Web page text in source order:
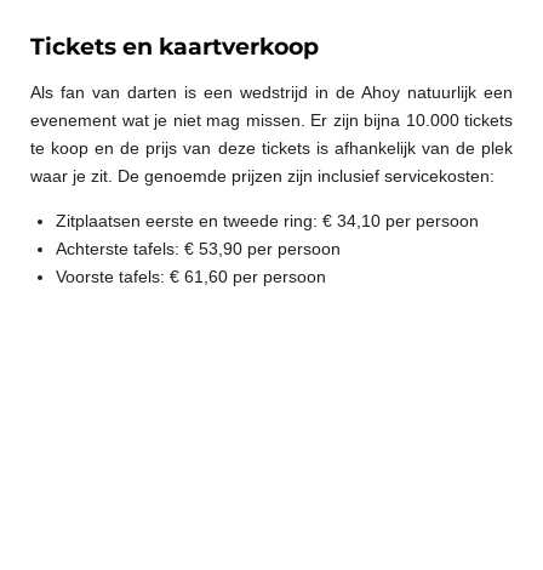
Tickets en kaartverkoop
Als fan van darten is een wedstrijd in de Ahoy natuurlijk een
evenement wat je niet mag missen. Er zijn bijna 10.000 tickets
te koop en de prijs van deze tickets is afhankelijk van de plek
waar je zit. De genoemde prijzen zijn inclusief servicekosten:
Zitplaatsen eerste en tweede ring: € 34,10 per persoon
Achterste tafels: € 53,90 per persoon
Voorste tafels: € 61,60 per persoon